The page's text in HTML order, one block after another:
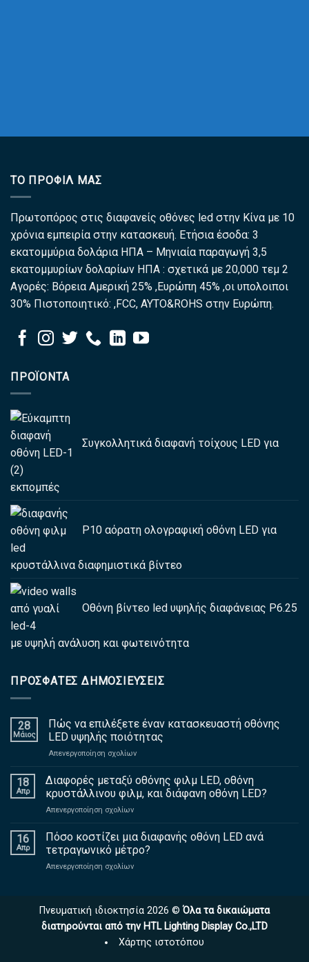
ΤΟ ΠΡΟΦΊΛ ΜΑΣ
Πρωτοπόρος στις διαφανείς οθόνες led στην Κίνα με 10
χρόνια εμπειρία στην κατασκευή. Ετήσια έσοδα: 3
εκατομμύρια δολάρια ΗΠΑ – Μηνιαία παραγωγή 3,5
εκατομμυρίων δολαρίων ΗΠΑ : σχετικά με 20,000 τεμ 2
Αγορές: Βόρεια Αμερική 25% ,Ευρώπη 45% ,οι υπολοιποι
30% Πιστοποιητικό: ,FCC, ΑΥΤΟ&ROHS στην Ευρώπη.
ΠΡΟΪΌΝΤΑ
Συγκολλητικά διαφανή τοίχους LED για
εκπομπές
P10 αόρατη ολογραφική οθόνη LED για
κρυστάλλινα διαφημιστικά βίντεο
Οθόνη βίντεο led υψηλής διαφάνειας P6.25
με υψηλή ανάλυση και φωτεινότητα
ΠΡΌΣΦΑΤΕΣ ΔΗΜΟΣΙΕΎΣΕΙΣ
28
Μάιος
Πώς να επιλέξετε έναν κατασκευαστή οθόνης
LED υψηλής ποιότητας
Απενεργοποίηση σχολίων
να
επιλέξετε
έναν
LED
υψηλής
18
Απρ
Διαφορές μεταξύ οθόνης φιλμ LED, οθόνη
κρυστάλλινου φιλμ, και διάφανη οθόνη LED?
Απενεργοποίηση σχολίων
μεταξύ
οθόνης
φιλμ
φιλμ,
και
διάφανη
οθόνη
LED?
16
Απρ
Πόσο κοστίζει μια διαφανής οθόνη LED ανά
τετραγωνικό μέτρο?
Απενεργοποίηση σχολίων
διαφανής
οθόνη
ανά
Πνευματική ιδιοκτησία 2026 ©Όλα τα δικαιώματα
διατηρούνται από την HTL Lighting Display Co.,LTD
Χάρτης ιστοτόπου